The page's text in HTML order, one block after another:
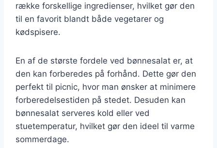
række forskellige ingredienser, hvilket gør den
til en favorit blandt både vegetarer og
kødspisere.
En af de største fordele ved bønnesalat er, at
den kan forberedes på forhånd. Dette gør den
perfekt til picnic, hvor man ønsker at minimere
forberedelsestiden på stedet. Desuden kan
bønnesalat serveres kold eller ved
stuetemperatur, hvilket gør den ideel til varme
sommerdage.